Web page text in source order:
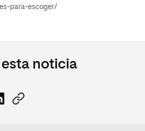
para-escoger/
noticia